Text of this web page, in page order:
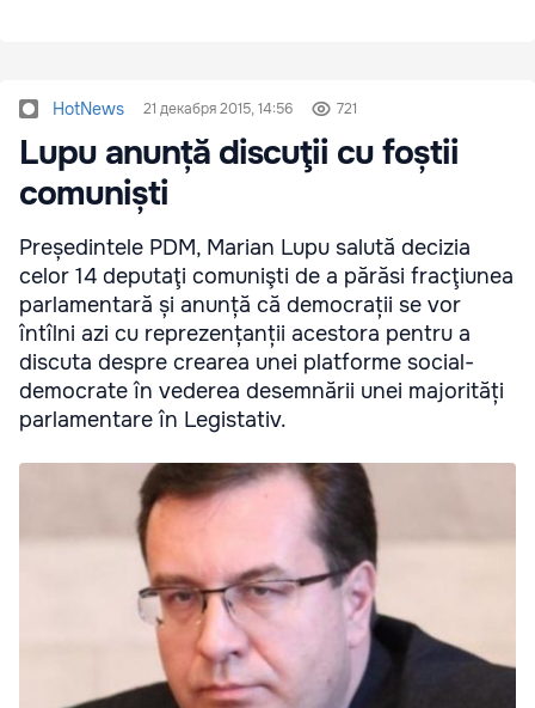
HotNews 21 декабря 2015, 14:56 721
Lupu anunță discuţii cu foștii
comuniști
Președintele PDM, Marian Lupu salută decizia
celor 14 deputaţi comunişti de a părăsi fracţiunea
parlamentară și anunță că democrații se vor
întîlni azi cu reprezențanții acestora pentru a
discuta despre crearea unei platforme social-
democrate în vederea desemnării unei majorități
parlamentare în Legistativ.